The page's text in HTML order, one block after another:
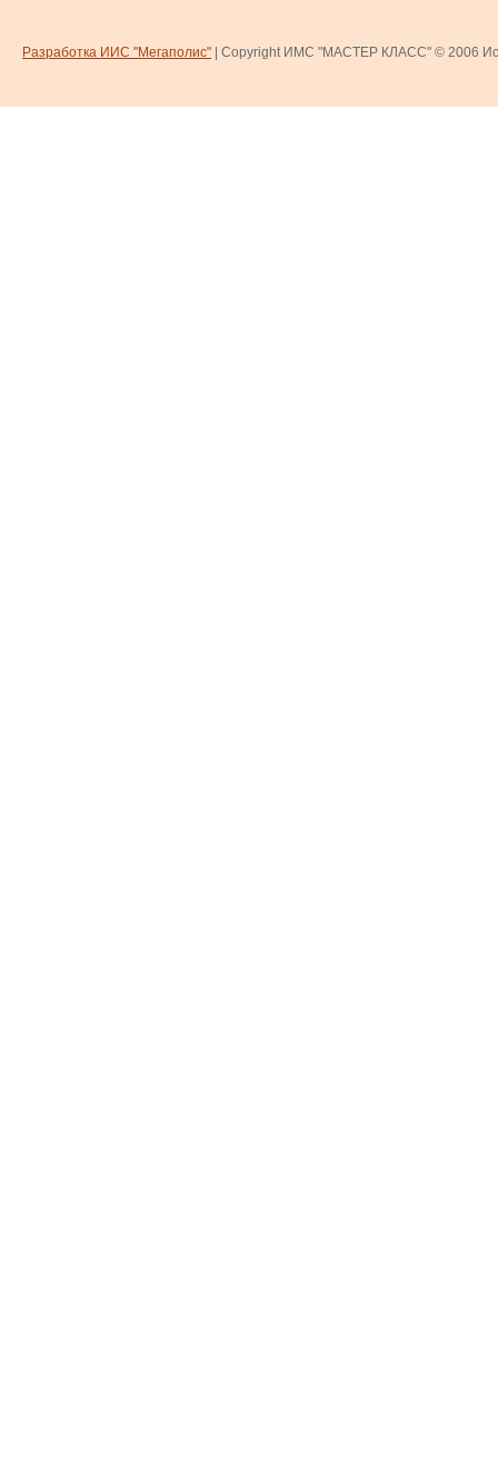
Разработка ИИС "Мегаполис" | Copyright ИМС "МАСТЕР КЛАСС" © 2006